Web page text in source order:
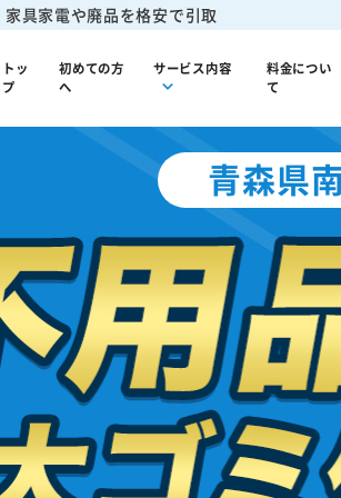
家具家電や廃品を格安で引取
トッ
プ
初めての方
へ
サービス内容
料金につい
て
青森県